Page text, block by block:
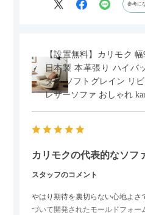
参考に
【設置無料】カリモク
日本製 本革張り ハイバ
タン ソフトグレイン リ
レザーソファ おしゃれ
カリモクの代表的なソフ
スタッフのコメント
やはり期待を裏切らない心地よさ
づいて開発されたモールドフォー